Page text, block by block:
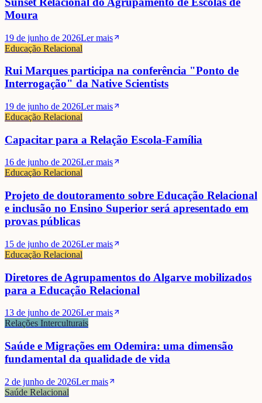
Moura
19 de junho de 2026Ler mais
Educação Relacional
Rui Marques participa na conferência "Ponto de
Interrogação" da Native Scientists
19 de junho de 2026Ler mais
Educação Relacional
Capacitar para a Relação Escola-Família
16 de junho de 2026Ler mais
Educação Relacional
Projeto de doutoramento sobre Educação Relacional
e inclusão no Ensino Superior será apresentado em
provas públicas
15 de junho de 2026Ler mais
Educação Relacional
Diretores de Agrupamentos do Algarve mobilizados
para a Educação Relacional
13 de junho de 2026Ler mais
Relações Interculturais
Saúde e Migrações em Odemira: uma dimensão
fundamental da qualidade de vida
2 de junho de 2026Ler mais
Saúde Relacional